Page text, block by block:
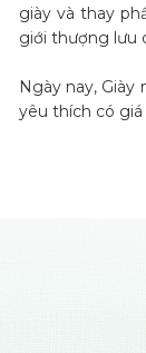
giày và thay
giới thượng lưu
Ngày nay,
yêu thích có